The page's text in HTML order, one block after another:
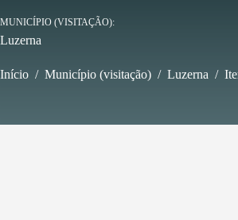
MUNICÍPIO (VISITAÇÃO)
Luzerna
Início / Município (visitação) / Luzerna /